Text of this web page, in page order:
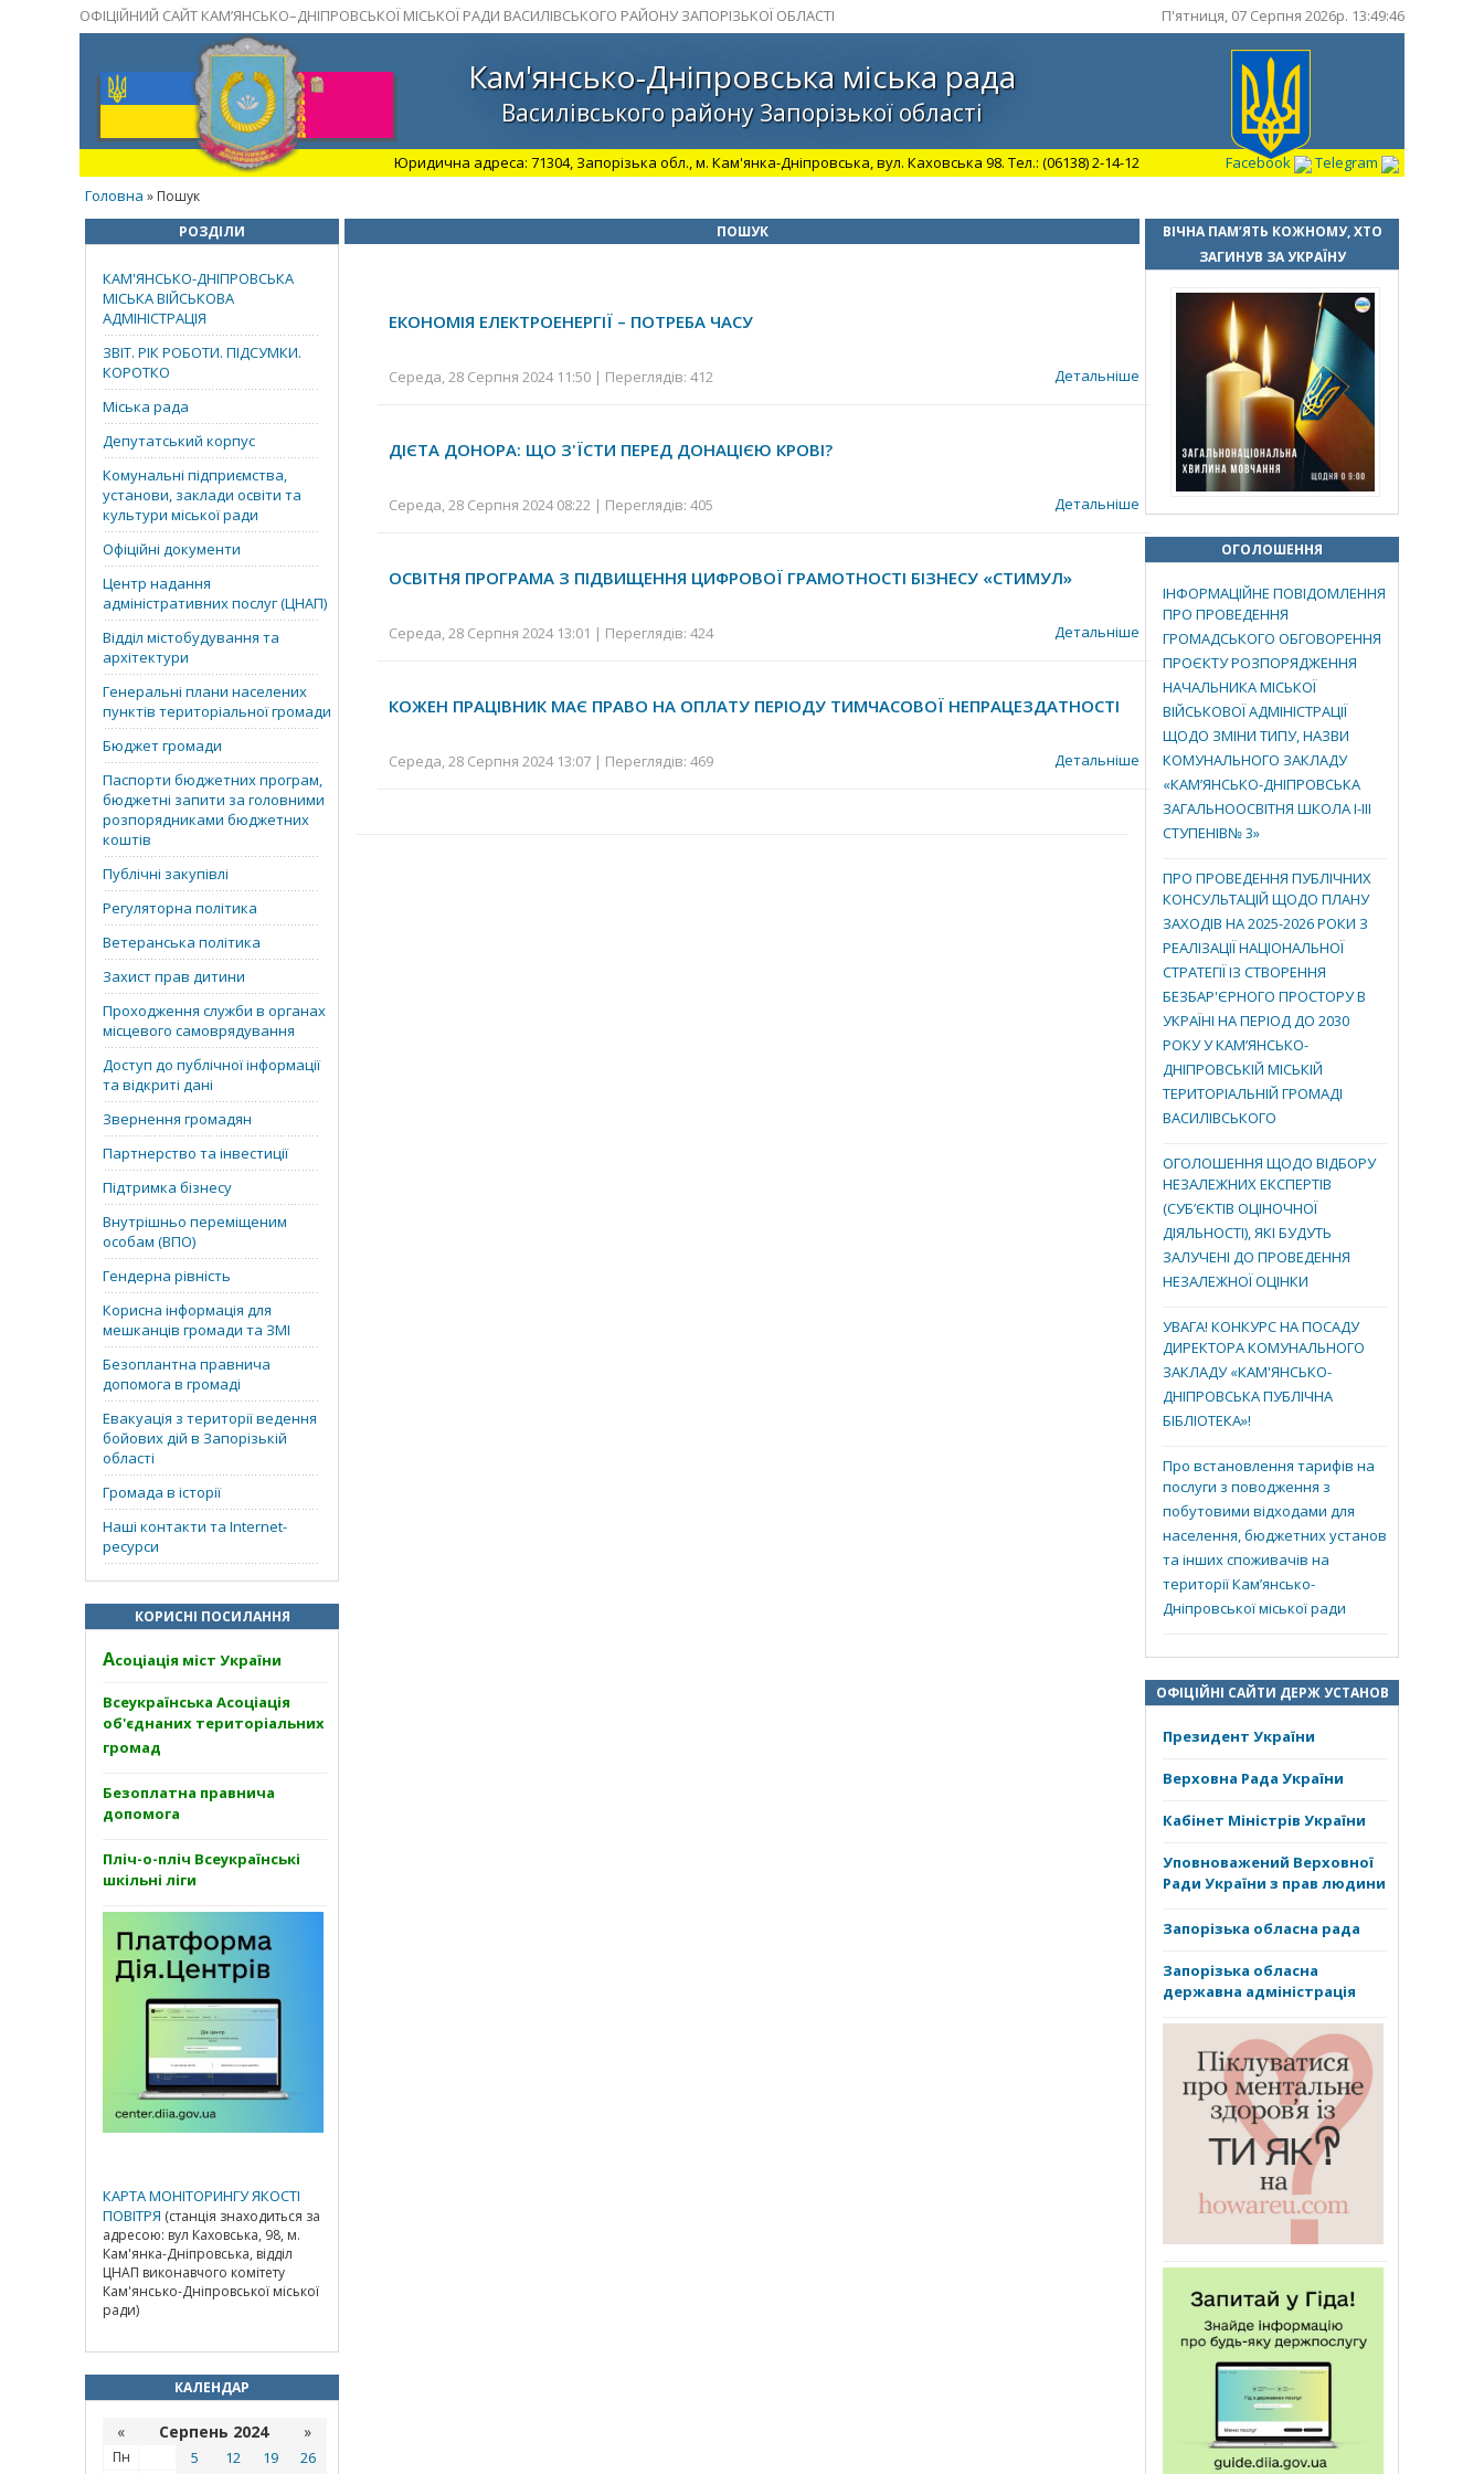
ОФІЦІЙНИЙ САЙТ КАМ’ЯНСЬКО–ДНІПРОВСЬКОЇ МІСЬКОЇ РАДИ ВАСИЛІВСЬКОГО РАЙОНУ ЗАПОРІЗЬКОЇ ОБЛАСТІ П'ятниця, 07 Серпня 2026р. 13:49:47
Кам'янсько-Дніпровська міська рада
Василівського району Запорізької області
Юридична адреса: 71304, Запорізька обл., м. Кам'янка-Дніпровська, вул. Каховська 98. Тел.: (06138) 2-14-12 Facebook
Telegram
Головна » Пошук
РОЗДІЛИ
КАМ'ЯНСЬКО-ДНІПРОВСЬКА
МІСЬКА ВІЙСЬКОВА
АДМІНІСТРАЦІЯ
ЗВІТ. РІК РОБОТИ. ПІДСУМКИ.
КОРОТКО
Міська рада
Депутатський корпус
Комунальні підприємства,
установи, заклади освіти та
культури міської ради
Офіційні документи
Центр надання
адміністративних послуг (ЦНАП)
Відділ містобудування та
архітектури
Генеральні плани населених
пунктів територіальної громади
Бюджет громади
Паспорти бюджетних програм,
бюджетні запити за головними
розпорядниками бюджетних
коштів
Публічні закупівлі
Регуляторна політика
Ветеранська політика
Захист прав дитини
Проходження служби в органах
місцевого самоврядування
Доступ до публічної інформації
та відкриті дані
Звернення громадян
Партнерство та інвестиції
Підтримка бізнесу
Внутрішньо переміщеним
особам (ВПО)
Гендерна рівність
Корисна інформація для
мешканців громади та ЗМІ
Безоплантна правнича
допомога в громаді
Евакуація з території ведення
бойових дій в Запорізькій
області
Громада в історії
Наші контакти та Internet-
ресурси
КОРИСНІ ПОСИЛАННЯ
Асоціація міст України
Всеукраїнська Асоціація
об'єднаних територіальних
громад
Безоплатна правнича
допомога
Пліч-о-пліч Всеукраїнські
шкільні ліги
КАРТА МОНІТОРИНГУ ЯКОСТІ
ПОВІТРЯ (станція знаходиться за
адресою: вул Каховська, 98, м.
Кам'янка-Дніпровська, відділ
ЦНАП виконавчого комітету
Кам'янсько-Дніпровської міської
ради)
КАЛЕНДАР
« Серпень 2024 »
Пн 5 12 19 26
ПОШУК
ЕКОНОМІЯ ЕЛЕКТРОЕНЕРГІЇ – ПОТРЕБА ЧАСУ
Середа, 28 Серпня 2024 11:50 | Переглядів: 412 Детальніше
ДІЄТА ДОНОРА: ЩО З'ЇСТИ ПЕРЕД ДОНАЦІЄЮ КРОВІ?
Середа, 28 Серпня 2024 08:22 | Переглядів: 405 Детальніше
ОСВІТНЯ ПРОГРАМА З ПІДВИЩЕННЯ ЦИФРОВОЇ ГРАМОТНОСТІ БІЗНЕСУ «СТИМУЛ»
Середа, 28 Серпня 2024 13:01 | Переглядів: 424 Детальніше
КОЖЕН ПРАЦІВНИК МАЄ ПРАВО НА ОПЛАТУ ПЕРІОДУ ТИМЧАСОВОЇ НЕПРАЦЕЗДАТНОСТІ
Середа, 28 Серпня 2024 13:07 | Переглядів: 469 Детальніше
ВІЧНА ПАМ’ЯТЬ КОЖНОМУ, ХТО
ЗАГИНУВ ЗА УКРАЇНУ
ОГОЛОШЕННЯ
ІНФОРМАЦІЙНЕ ПОВІДОМЛЕННЯ
ПРО ПРОВЕДЕННЯ
ГРОМАДСЬКОГО ОБГОВОРЕННЯ
ПРОЄКТУ РОЗПОРЯДЖЕННЯ
НАЧАЛЬНИКА МІСЬКОЇ
ВІЙСЬКОВОЇ АДМІНІСТРАЦІЇ
ЩОДО ЗМІНИ ТИПУ, НАЗВИ
КОМУНАЛЬНОГО ЗАКЛАДУ
«КАМ’ЯНСЬКО-ДНІПРОВСЬКА
ЗАГАЛЬНООСВІТНЯ ШКОЛА І-ІІІ
СТУПЕНІВ№ 3»
ПРО ПРОВЕДЕННЯ ПУБЛІЧНИХ
КОНСУЛЬТАЦІЙ ЩОДО ПЛАНУ
ЗАХОДІВ НА 2025-2026 РОКИ З
РЕАЛІЗАЦІЇ НАЦІОНАЛЬНОЇ
СТРАТЕГІЇ ІЗ СТВОРЕННЯ
БЕЗБАР'ЄРНОГО ПРОСТОРУ В
УКРАЇНІ НА ПЕРІОД ДО 2030
РОКУ У КАМ’ЯНСЬКО-
ДНІПРОВСЬКІЙ МІСЬКІЙ
ТЕРИТОРІАЛЬНІЙ ГРОМАДІ
ВАСИЛІВСЬКОГО
ОГОЛОШЕННЯ ЩОДО ВІДБОРУ
НЕЗАЛЕЖНИХ ЕКСПЕРТІВ
(СУБ’ЄКТІВ ОЦІНОЧНОЇ
ДІЯЛЬНОСТІ), ЯКІ БУДУТЬ
ЗАЛУЧЕНІ ДО ПРОВЕДЕННЯ
НЕЗАЛЕЖНОЇ ОЦІНКИ
УВАГА! КОНКУРС НА ПОСАДУ
ДИРЕКТОРА КОМУНАЛЬНОГО
ЗАКЛАДУ «КАМ'ЯНСЬКО-
ДНІПРОВСЬКА ПУБЛІЧНА
БІБЛІОТЕКА»!
Про встановлення тарифів на
послуги з поводження з
побутовими відходами для
населення, бюджетних установ
та інших споживачів на
території Кам’янсько-
Дніпровської міської ради
ОФІЦІЙНІ САЙТИ ДЕРЖ УСТАНОВ
Президент України
Верховна Рада України
Кабінет Міністрів України
Уповноважений Верховної
Ради України з прав людини
Запорізька обласна рада
Запорізька обласна
державна адміністрація